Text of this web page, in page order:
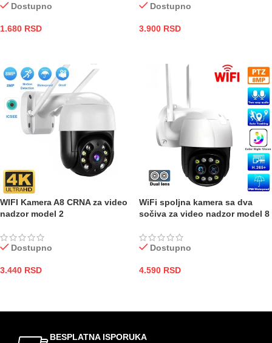
Dostupno
1.680 RSD
Dostupno
3.900 RSD
WIFI Kamera A8 CRNA za video
nadzor model 2
Dostupno
3.440 RSD
WiFi spoljna kamera sa dva
sočiva za video nadzor model 8
Dostupno
4.590 RSD
BESPLATNA ISPORUKA